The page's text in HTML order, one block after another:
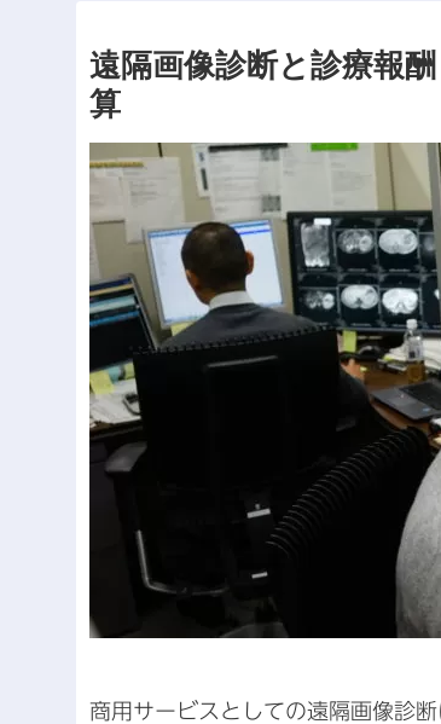
遠隔画像診断と診療報
算
商用サービスとしての遠隔画像診